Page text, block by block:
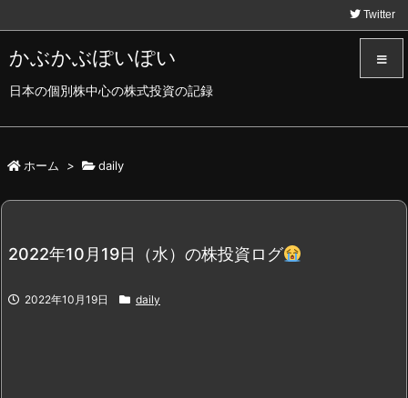
かぶかぶぽいぽい
日本の個別株中心の株式投資の記録
Twitter
ホーム > daily
2022年10月19日（水）の株投資ログ
2022年10月19日 daily